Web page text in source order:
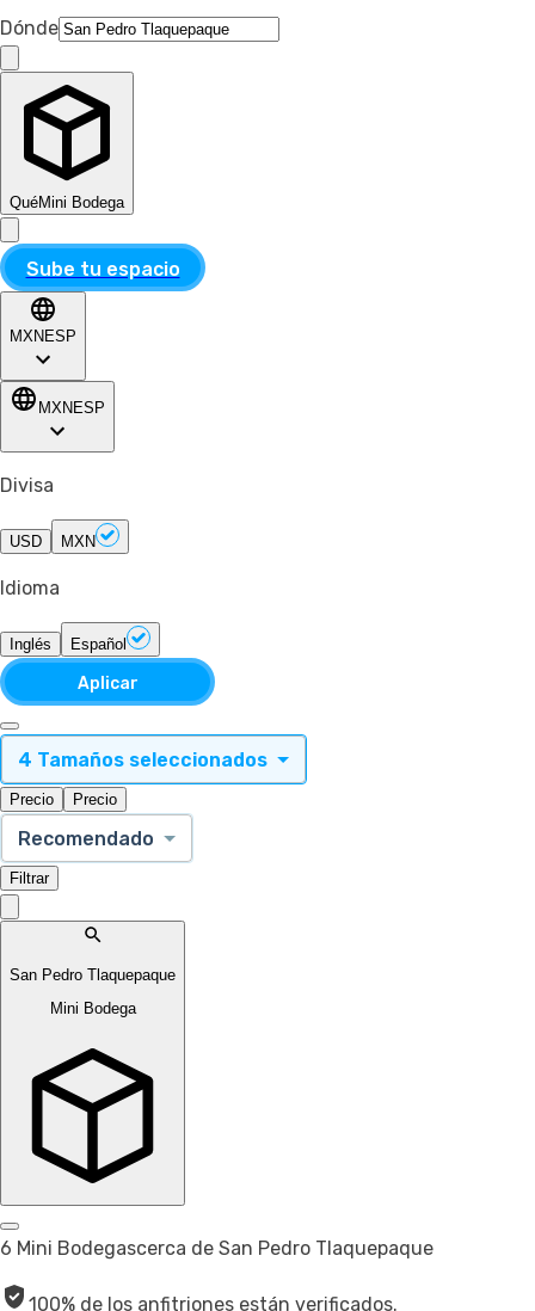
Dónde
QuéMini Bodega
Sube tu espacio
MXN ESP
MXN ESP
Divisa
USD MXN
Idioma
Inglés Español
Aplicar
4 Tamaños seleccionados
Precio Precio
Recomendado
Filtrar
San Pedro Tlaquepaque
Mini Bodega
6 Mini Bodegascerca de San Pedro Tlaquepaque
100% de los anfitriones están verificados.